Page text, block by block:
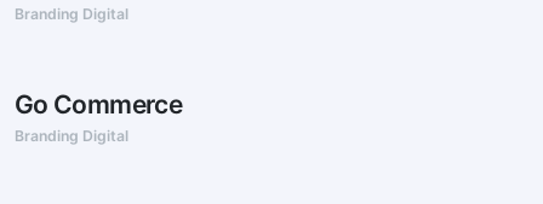
Branding Digital
Go Commerce
Branding Digital